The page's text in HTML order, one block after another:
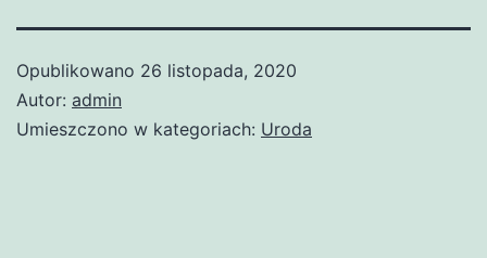
Opublikowano 26 listopada, 2020
Autor: admin
Umieszczono w kategoriach: Uroda